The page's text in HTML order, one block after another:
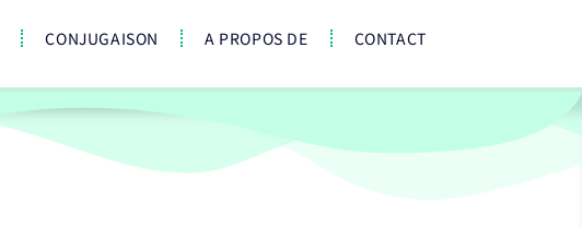
CONJUGAISON A PROPOS DE CONTACT